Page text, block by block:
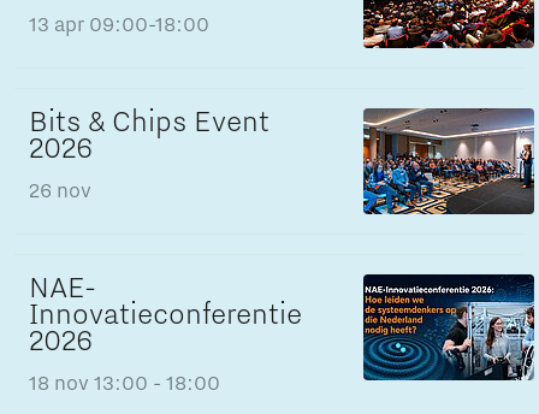
13 apr 09:00-18:00
Bits & Chips Event
2026
26 nov
NAE-
Innovatieconferentie
2026
18 nov 13:00 - 18:00